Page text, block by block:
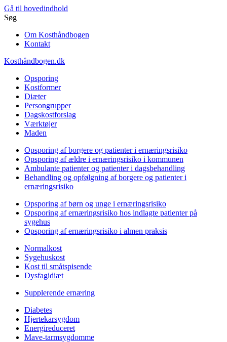
Gå til hovedindhold
Søg
Om Kosthåndbogen
Kontakt
Kosthåndbogen.dk
Opsporing
Kostformer
Diæter
Persongrupper
Dagskostforslag
Værktøjer
Maden
Opsporing af borgere og patienter i ernæringsrisiko
Opsporing af ældre i ernæringsrisiko i kommunen
Ambulante patienter og patienter i dagsbehandling
Behandling og opfølgning af borgere og patienter i
ernæringsrisiko
Opsporing af børn og unge i ernæringsrisiko
Opsporing af ernæringsrisiko hos indlagte patienter på
sygehus
Opsporing af ernæringsrisiko i almen praksis
Normalkost
Sygehuskost
Kost til småtspisende
Dysfagidiæt
Supplerende ernæring
Diabetes
Hjertekarsygdom
Energireduceret
Mave-tarmsygdomme